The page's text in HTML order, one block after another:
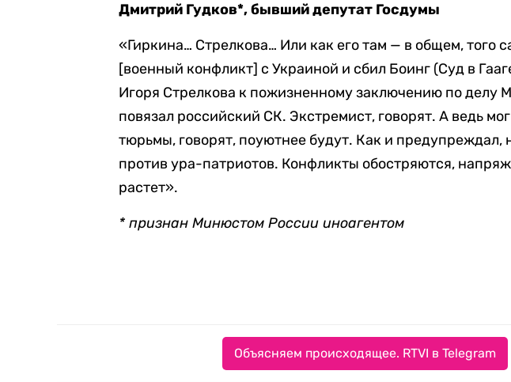
Дмитрий Гудков*, бывший депутат Госдумы
«Гиркина… Стрелкова… Или как его там — в общем, того
[военный конфликт] с Украиной и сбил Боинг (Суд в
Игоря Стрелкова к пожизненному заключению по делу
повязал российский СК. Экстремист, говорят. А ведь
тюрьмы, говорят, поуютнее будут. Как и предупреждал,
против ура-патриотов. Конфликты обостряются,
растет».
* признан Минюстом России иноагентом
Объясняем происходящее. RTVI в Telegram